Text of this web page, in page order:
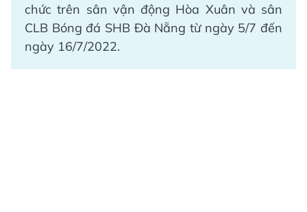
chức trên sân vận động Hòa Xuân và sân
CLB Bóng đá SHB Đà Nẵng từ ngày 5/7 đến
ngày 16/7/2022.